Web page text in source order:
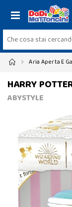
Aria Aperta E
HARRY
ABYSTYLE